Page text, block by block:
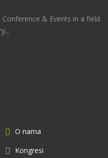
& Events in a field
O nama
Kongresi